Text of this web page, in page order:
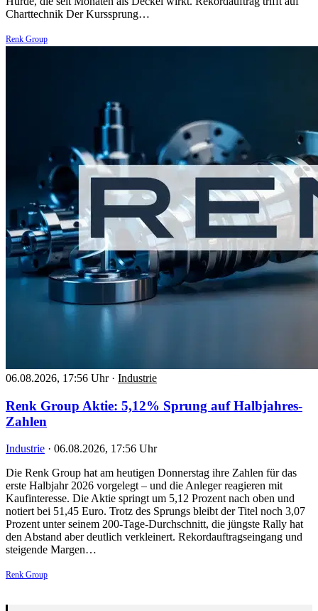
Charttechnik Der Kurssprung…
Renk Group
06.08.2026, 17:56 Uhr · Industrie
Renk Group Aktie: 5,12% Sprung auf Halbjahres-
Zahlen
Industrie · 06.08.2026, 17:56 Uhr
Die Renk Group hat am heutigen Donnerstag ihre Zahlen für das
erste Halbjahr 2026 vorgelegt – und die Anleger reagieren mit
Kaufinteresse. Die Aktie springt um 5,12 Prozent nach oben und
notiert bei 51,45 Euro. Trotz des Sprungs bleibt der Titel noch 3,07
Prozent unter seinem 200-Tage-Durchschnitt, die jüngste Rally hat
den Abstand aber deutlich verkleinert. Rekordauftragseingang und
steigende Margen…
Renk Group